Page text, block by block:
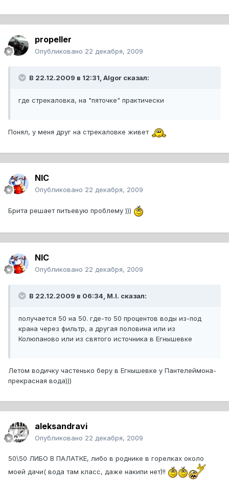
propeller
Опубликовано 22 декабря, 2009
В 22.12.2009 в 12:31, Algor сказал:
где стрекаловка, на "пяточке" практически
Понял, у меня друг на стрекаловке живет
NIC
Опубликовано 22 декабря, 2009
Брита решает питьевую проблему )))
NIC
Опубликовано 22 декабря, 2009
В 22.12.2009 в 06:34, M.I. сказал:
получается 50 на 50. где-то 50 процентов воды из-под
крана через фильтр, а другая половина или из
Колюпаново или из святого источника в Егнышевке
Летом водичку частенько беру в Егнышевке у Пантелеймона-
прекрасная вода)))
aleksandravi
Опубликовано 22 декабря, 2009
50\50 ЛИБО В ПАЛАТКЕ, либо в роднике в горелках около
моей дачи( вода там класс, даже накипи нет)!!